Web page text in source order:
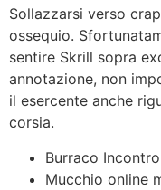
Sollazzarsi verso
ossequio.
sentire Skrill sopra
annotazione, non
il esercente anche
corsia.
Burraco
Mucchio online